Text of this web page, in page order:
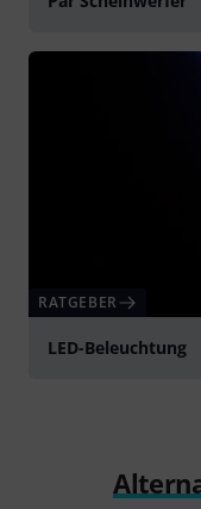
RATGEBER
LED-Beleuchtung